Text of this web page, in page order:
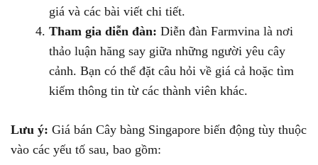
giá và các bài viết chi tiết.
Tham gia diễn đàn: Diễn đàn Farmvina là nơi
thảo luận hăng say giữa những người yêu cây
cảnh. Bạn có thể đặt câu hỏi về giá cả hoặc tìm
kiếm thông tin từ các thành viên khác.
Lưu ý: Giá bán Cây bàng Singapore biến động tùy thuộc
vào các yếu tố sau, bao gồm: